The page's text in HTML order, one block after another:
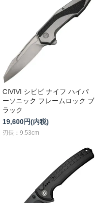
CIVIVI シビビ ナイフ ハイパ
ーソニック フレームロック ブ
ラック
19,600円(内税)
刃長：9.53cm